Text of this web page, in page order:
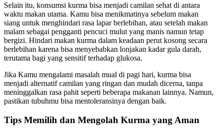
Selain itu, konsumsi kurma bisa menjadi camilan sehat di antara
waktu makan utama. Kamu bisa menikmatinya sebelum makan
siang untuk menghindari rasa lapar berlebihan, atau setelah makan
malam sebagai pengganti pencuci mulut yang manis namun tetap
bergizi. Hindari makan kurma dalam keadaan perut kosong secara
berlebihan karena bisa menyebabkan lonjakan kadar gula darah,
terutama bagi yang sensitif terhadap glukosa.
Jika Kamu mengalami masalah mual di pagi hari, kurma bisa
menjadi alternatif camilan yang ringan dan mudah dicerna, tanpa
meninggalkan rasa pahit seperti beberapa makanan lainnya. Namun,
pastikan tubuhmu bisa mentoleransinya dengan baik.
Tips Memilih dan Mengolah Kurma yang Aman